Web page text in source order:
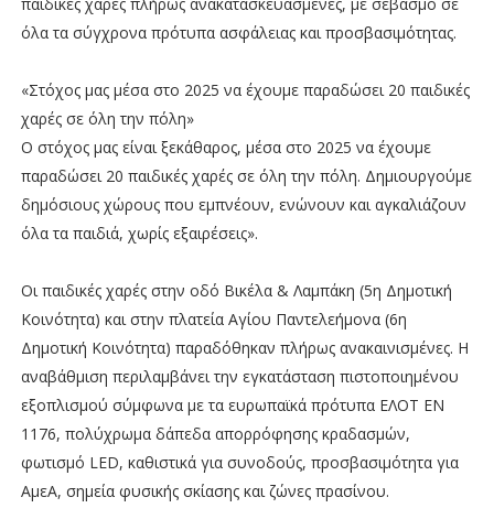
όλα τα σύγχρονα πρότυπα ασφάλειας και προσβασιμότητας.
«Στόχος μας μέσα στο 2025 να έχουμε παραδώσει 20 παιδικές
χαρές σε όλη την πόλη»
Ο στόχος μας είναι ξεκάθαρος, μέσα στο 2025 να έχουμε
παραδώσει 20 παιδικές χαρές σε όλη την πόλη. Δημιουργούμε
δημόσιους χώρους που εμπνέουν, ενώνουν και αγκαλιάζουν
όλα τα παιδιά, χωρίς εξαιρέσεις».
Οι παιδικές χαρές στην οδό Βικέλα & Λαμπάκη (5η Δημοτική
Κοινότητα) και στην πλατεία Αγίου Παντελεήμονα (6η
Δημοτική Κοινότητα) παραδόθηκαν πλήρως ανακαινισμένες. Η
αναβάθμιση περιλαμβάνει την εγκατάσταση πιστοποιημένου
εξοπλισμού σύμφωνα με τα ευρωπαϊκά πρότυπα ΕΛΟΤ ΕΝ
1176, πολύχρωμα δάπεδα απορρόφησης κραδασμών,
φωτισμό LED, καθιστικά για συνοδούς, προσβασιμότητα για
ΑμεΑ, σημεία φυσικής σκίασης και ζώνες πρασίνου.